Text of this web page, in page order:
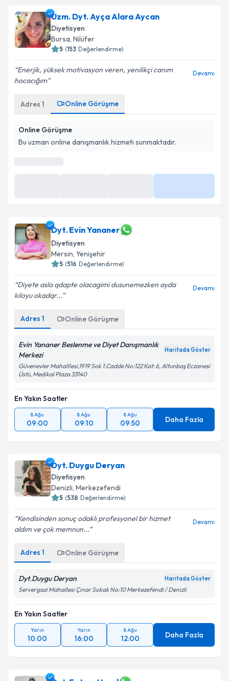
Uzm. Dyt. Ayça Alara Aycan
Diyetisyen
Bursa, Nilüfer
5 (153 Değerlendirme)
Enerjik, yüksek motivasyon veren, yenilikçi canım
hocacığım
Devamı
Adres 1 Online Görüşme
Online Görüşme
Bu uzman online danışmanlık hizmeti sunmaktadır.
Dyt. Evin Yananer
Diyetisyen
Mersin, Yenişehir
( Değerlendirme)
Diyete asla qdapte olacagimi dusunemezken ayda
kiloyu okadqr...
Adres 1 Online Görüşme
Evin Yananer Beslenme ve Diyet Danışmanlık
Merkezi
Güvenevler Mahalllesi,1919 Sok 1.Cadde No:122 Kat: 6, Altunbaş Eczanesi
Üstü, Medikal Plaza 33140
En Yakın Saatler
8 Ağu
09:00
8 Ağu
09:10
8 Ağu
09:50 Daha Fazla
Dyt. Duygu Deryan
Diyetisyen
Denizli,Merkezefendi
( Değerlendirme)
Kendisinden sonuç odaklı profesyonel bir hizmet
aldım ve çok memnun...
Adres 1 Online Görüşme
Dyt.Duygu Deryan
Servergazi Mahallesi Çınar Sokak No:10 Merkezefendi / Denizli
En Yakın Saatler
Yarın
10:00
Yarın
16:00
8 Ağu
12:00 Daha Fazla